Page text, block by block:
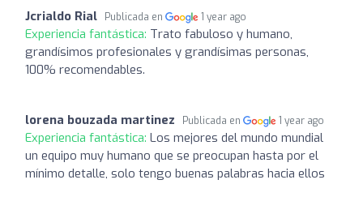
Jcrialdo Rial Publicada en 1 year ago
Experiencia fantástica: Trato fabuloso y humano,
grandísimos profesionales y grandísimas personas,
100% recomendables.
lorena bouzada martinez Publicada en 1 year ago
Experiencia fantástica: Los mejores del mundo mundial
un equipo muy humano que se preocupan hasta por el
mínimo detalle, solo tengo buenas palabras hacia ellos